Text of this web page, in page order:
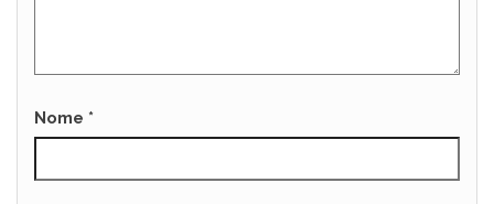
Nome *